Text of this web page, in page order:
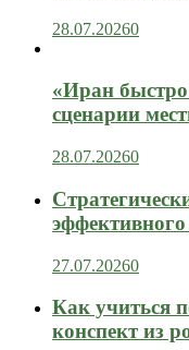
28.07.20260
«Иран быстро
сценарии
28.07.20260
эффективного
27.07.20260
Как учиться
конспект из